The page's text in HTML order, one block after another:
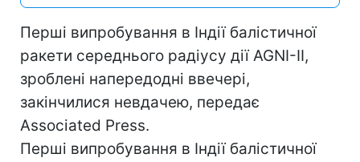
Перші випробування в Індії балістичної
ракети середнього радіусу дії AGNI-II,
зроблені напередодні ввечері,
закінчилися невдачею, передає
Associated Press.
Перші випробування в Індії балістичної